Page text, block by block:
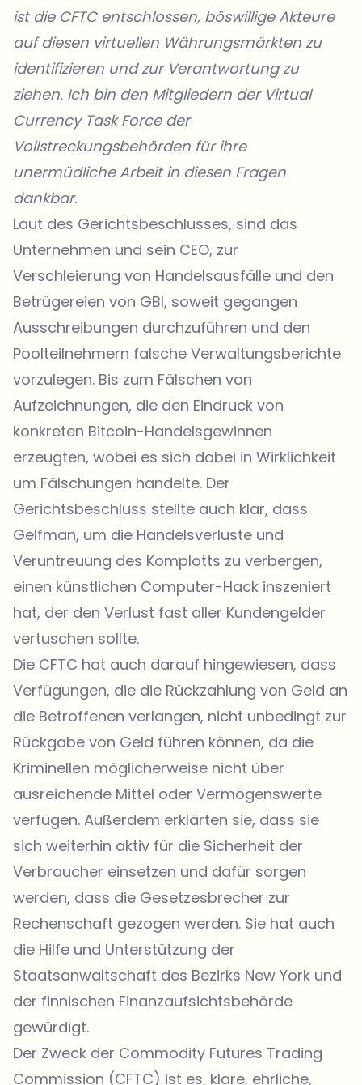
ist die CFTC entschlossen, böswillige Akteure
auf diesen virtuellen Währungsmärkten zu
identifizieren und zur Verantwortung zu
ziehen. Ich bin den Mitgliedern der Virtual
Currency Task Force der
Vollstreckungsbehörden für ihre
unermüdliche Arbeit in diesen Fragen
dankbar.
Laut des Gerichtsbeschlusses, sind das
Unternehmen und sein CEO, zur
Verschleierung von Handelsausfälle und den
Betrügereien von GBI, soweit gegangen
Ausschreibungen durchzuführen und den
Poolteilnehmern falsche Verwaltungsberichte
vorzulegen. Bis zum Fälschen von
Aufzeichnungen, die den Eindruck von
konkreten Bitcoin-Handelsgewinnen
erzeugten, wobei es sich dabei in Wirklichkeit
um Fälschungen handelte. Der
Gerichtsbeschluss stellte auch klar, dass
Gelfman, um die Handelsverluste und
Veruntreuung des Komplotts zu verbergen,
einen künstlichen Computer-Hack inszeniert
hat, der den Verlust fast aller Kundengelder
vertuschen sollte.
Die CFTC hat auch darauf hingewiesen, dass
Verfügungen, die die Rückzahlung von Geld an
die Betroffenen verlangen, nicht unbedingt zur
Rückgabe von Geld führen können, da die
Kriminellen möglicherweise nicht über
ausreichende Mittel oder Vermögenswerte
verfügen. Außerdem erklärten sie, dass sie
sich weiterhin aktiv für die Sicherheit der
Verbraucher einsetzen und dafür sorgen
werden, dass die Gesetzesbrecher zur
Rechenschaft gezogen werden. Sie hat auch
die Hilfe und Unterstützung der
Staatsanwaltschaft des Bezirks New York und
der finnischen Finanzaufsichtsbehörde
gewürdigt.
Der Zweck der Commodity Futures Trading
Commission (CFTC) ist es, klare, ehrliche,